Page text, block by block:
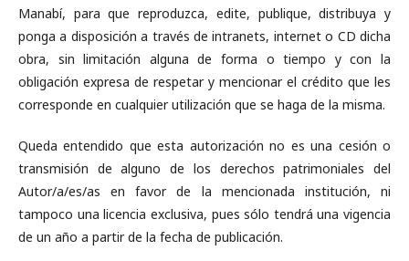
Manabí, para que reproduzca, edite, publique, distribuya y
ponga a disposición a través de intranets, internet o CD dicha
obra, sin limitación alguna de forma o tiempo y con la
obligación expresa de respetar y mencionar el crédito que les
corresponde en cualquier utilización que se haga de la misma.
Queda entendido que esta autorización no es una cesión o
transmisión de alguno de los derechos patrimoniales del
Autor/a/es/as en favor de la mencionada institución, ni
tampoco una licencia exclusiva, pues sólo tendrá una vigencia
de un año a partir de la fecha de publicación.